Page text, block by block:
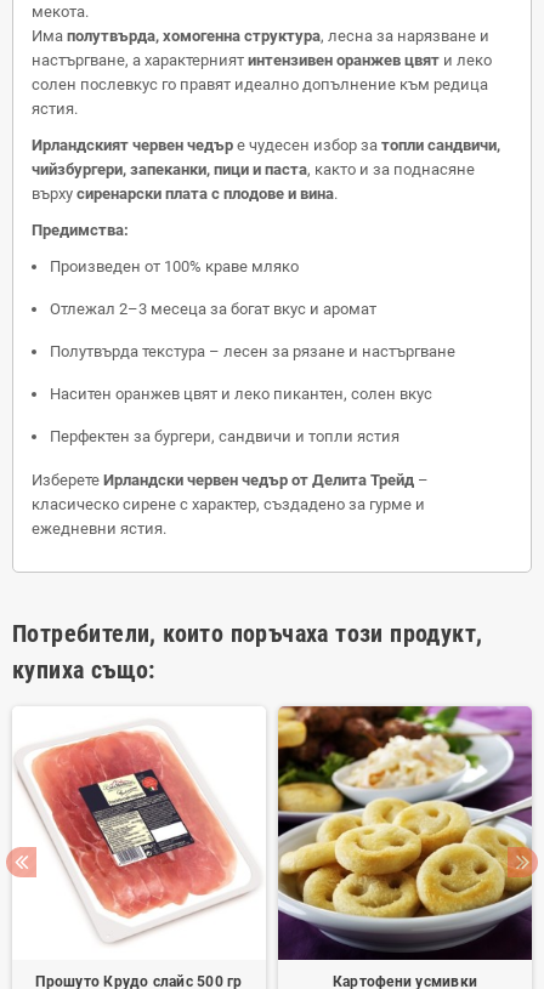
мекота.
Има полутвърда, хомогенна структура, лесна за нарязване и
настъргване, а характерният интензивен оранжев цвят и леко
солен послевкус го правят идеално допълнение към редица
ястия.
Ирландският червен чедър е чудесен избор за топли сандвичи,
чийзбургери, запеканки, пици и паста, както и за поднасяне
върху сиренарски плата с плодове и вина.
Предимства:
Произведен от 100% краве мляко
Отлежал 2–3 месеца за богат вкус и аромат
Полутвърда текстура – лесен за рязане и настъргване
Наситен оранжев цвят и леко пикантен, солен вкус
Перфектен за бургери, сандвичи и топли ястия
Изберете Ирландски червен чедър от Делита Трейд –
класическо сирене с характер, създадено за гурме и
ежедневни ястия.
Потребители, които поръчаха този продукт,
купиха също:
Прошуто Крудо слайс 500 гр Картофени усмивки